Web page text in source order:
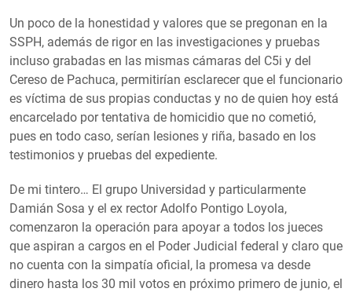
Un poco de la honestidad y valores que se pregonan en la
SSPH, además de rigor en las investigaciones y pruebas
incluso grabadas en las mismas cámaras del C5i y del
Cereso de Pachuca, permitirían esclarecer que el funcionario
es víctima de sus propias conductas y no de quien hoy está
encarcelado por tentativa de homicidio que no cometió,
pues en todo caso, serían lesiones y riña, basado en los
testimonios y pruebas del expediente.
De mi tintero… El grupo Universidad y particularmente
Damián Sosa y el ex rector Adolfo Pontigo Loyola,
comenzaron la operación para apoyar a todos los jueces
que aspiran a cargos en el Poder Judicial federal y claro que
no cuenta con la simpatía oficial, la promesa va desde
dinero hasta los 30 mil votos en próximo primero de junio, el